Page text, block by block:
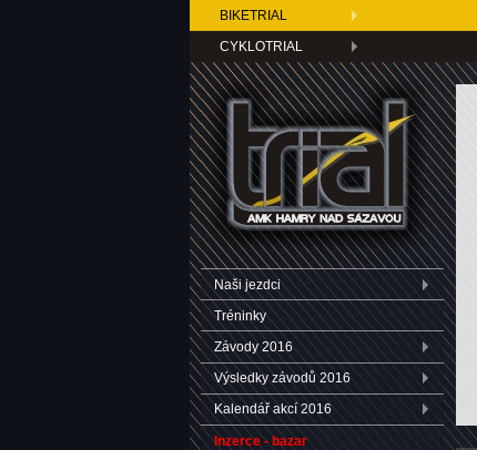
BIKETRIAL
CYKLOTRIAL
Naši jezdci
Tréninky
Závody 2016
Výsledky závodů 2016
Kalendář akcí 2016
Inzerce - bazar